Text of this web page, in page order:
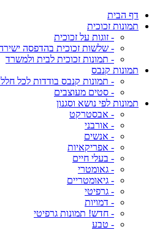
דף הבית
תמונות זכוכית
- זוגות על זכוכית
- שלשות זכוכית בהדפסה
- תמונות זכוכית לבית ולמשרד
תמונות קנבס
- תמונות קנבס בודדות לכל
- סטים מעוצבים
תמונות לפי נושא וסגנון
- אבסטרקט
- אורבני
- אנשים
- אפריקאיות
- בעלי חיים
- גאומטרי
- גיאומטריים
- גרפיטי
- דמויות
- חדש! תמונות גרפיטי
- טבע